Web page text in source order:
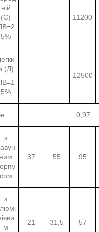
ній
(С)
5%
11200
(Л)
5%
12500
0,97
з
ним
сом
37 55 95
з
м
21 31,5 57